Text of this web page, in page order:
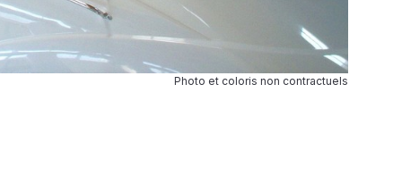
Photo et coloris non contractuels